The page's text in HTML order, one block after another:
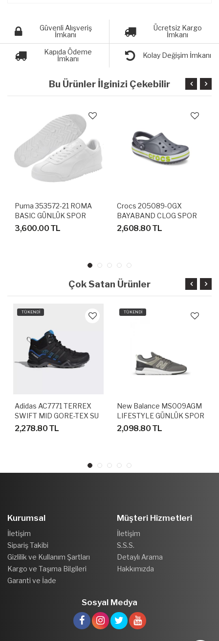
Güvenli Alışveriş
İmkanı
Ücretsiz Kargo
İmkanı
Kapıda Ödeme
İmkanı
Kolay Değişim İmkanı
Bu Ürünler İlginizi Çekebilir
Puma 353572-21 ROMA
BASIC GÜNLÜK SPOR
AYAKKABI
3,600.00 TL
Crocs 205089-0GX
BAYABAND CLOG SPOR
TERLİK SANDALET
2,608.80 TL
Çok Satan Ürünler
TÜKENDİ
Adidas AC7771 TERREX
SWIFT MID GORE-TEX SU
GEÇİRMEZ OUTDOOR
AYAKKABI
2,278.80 TL
TÜKENDİ
New Balance MS009AGM
LIFESTYLE GÜNLÜK SPOR
AYAKKABI
2,098.80 TL
Kurumsal
İletişim
Sipariş Takibi
Gizlilik ve Kullanım Şartları
Kargo ve Taşıma Bilgileri
Garanti ve İade
Müşteri Hizmetleri
İletişim
S.S.S.
Detaylı Arama
Hakkımızda
Sosyal Medya